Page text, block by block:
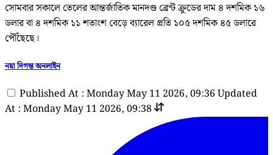
সোমবার সকালে তেলের আন্তর্জাতিক মানদণ্ড ব্রেন্ট ক্রুডের দাম ৪ দশমিক ১৬
ডলার বা ৪ দশমিক ১১ শতাংশ বেড়ে ব্যারেল প্রতি ১০৫ দশমিক ৪৫ ডলারে
পৌঁছেছে।
নয়া দিগন্ত অনলাইন
Published At : Monday May 11 2026, 09:36 Updated
At : Monday May 11 2026, 09:38